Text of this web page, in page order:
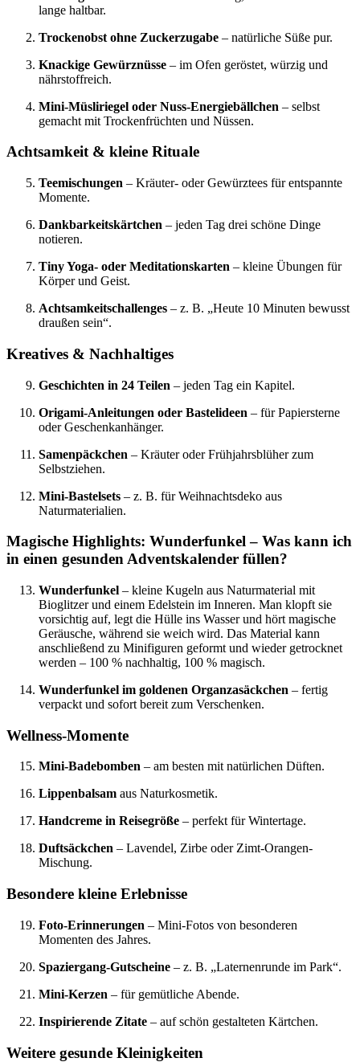
lange haltbar.
Trockenobst ohne Zuckerzugabe – natürliche Süße pur.
Knackige Gewürznüsse – im Ofen geröstet, würzig und
nährstoffreich.
Mini-Müsliriegel oder Nuss-Energiebällchen – selbst
gemacht mit Trockenfrüchten und Nüssen.
Achtsamkeit & kleine Rituale
Teemischungen – Kräuter- oder Gewürztees für entspannte
Momente.
Dankbarkeitskärtchen – jeden Tag drei schöne Dinge
notieren.
Tiny Yoga- oder Meditationskarten – kleine Übungen für
Körper und Geist.
Achtsamkeitschallenges – z. B. „Heute 10 Minuten bewusst
draußen sein“.
Kreatives & Nachhaltiges
Geschichten in 24 Teilen – jeden Tag ein Kapitel.
Origami-Anleitungen oder Bastelideen – für Papiersterne
oder Geschenkanhänger.
Samenpäckchen – Kräuter oder Frühjahrsblüher zum
Selbstziehen.
Mini-Bastelsets – z. B. für Weihnachtsdeko aus
Naturmaterialien.
Magische Highlights: Wunderfunkel – Was kann ich
in einen gesunden Adventskalender füllen?
Wunderfunkel – kleine Kugeln aus Naturmaterial mit
Bioglitzer und einem Edelstein im Inneren. Man klopft sie
vorsichtig auf, legt die Hülle ins Wasser und hört magische
Geräusche, während sie weich wird. Das Material kann
anschließend zu Minifiguren geformt und wieder getrocknet
werden – 100 % nachhaltig, 100 % magisch.
Wunderfunkel im goldenen Organzasäckchen – fertig
verpackt und sofort bereit zum Verschenken.
Wellness-Momente
Mini-Badebomben – am besten mit natürlichen Düften.
Lippenbalsam aus Naturkosmetik.
Handcreme in Reisegröße – perfekt für Wintertage.
Duftsäckchen – Lavendel, Zirbe oder Zimt-Orangen-
Mischung.
Besondere kleine Erlebnisse
Foto-Erinnerungen – Mini-Fotos von besonderen
Momenten des Jahres.
Spaziergang-Gutscheine – z. B. „Laternenrunde im Park“.
Mini-Kerzen – für gemütliche Abende.
Inspirierende Zitate – auf schön gestalteten Kärtchen.
Weitere gesunde Kleinigkeiten